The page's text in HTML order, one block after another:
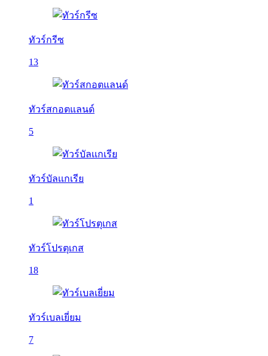
ทัวร์กรีซ
13
ทัวร์สกอตแลนด์
5
ทัวร์บัลเเกเรีย
1
ทัวร์โปรตุเกส
18
ทัวร์เบลเยี่ยม
7